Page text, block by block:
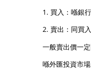
1. 買入：喺銀
2. 賣出：同買
一般賣出價一
喺外匯投資市